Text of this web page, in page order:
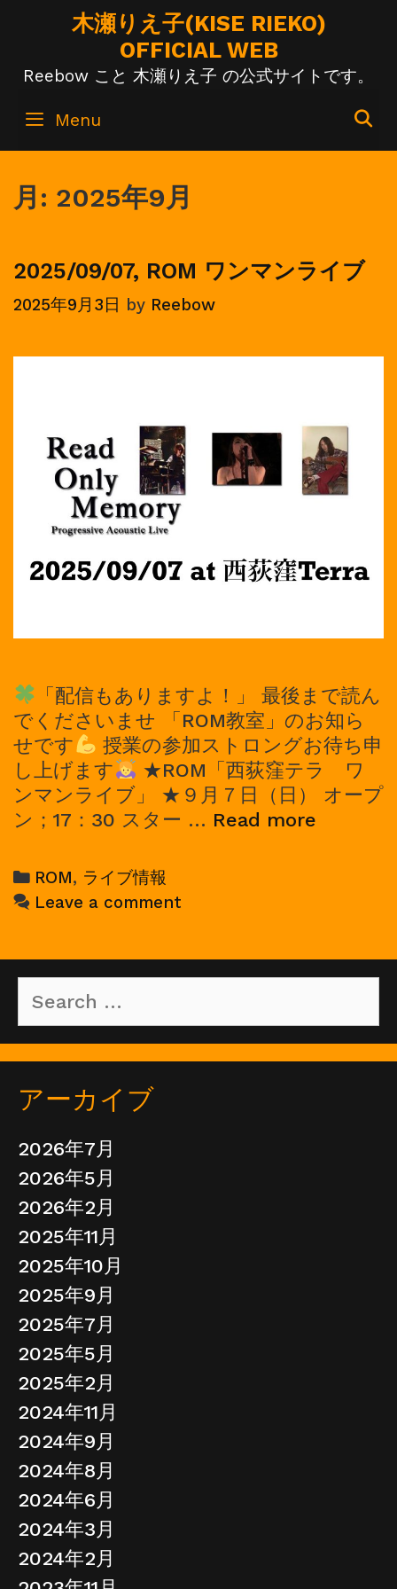
木瀬りえ子(KISE RIEKO)
OFFICIAL WEB
Reebow こと 木瀬りえ子 の公式サイトです。
Menu
月: 2025年9月
2025/09/07, ROM ワンマンライブ
2025年9月3日 by Reebow
「配信もありますよ！」 最後まで読ん
でくださいませ 「ROM教室」のお知ら
せです
授業の参加ストロングお待ち申
し上げます
★ROM「西荻窪テラ ワ
ンマンライブ」 ★９月７日（日） オープ
ン；17：30 スター … Read more
Categories
ROM, ライブ情報
Leave a comment
for:
アーカイブ
2026年7月
2026年5月
2026年2月
2025年11月
2025年10月
2025年9月
2025年7月
2025年5月
2025年2月
2024年11月
2024年9月
2024年8月
2024年6月
2024年3月
2024年2月